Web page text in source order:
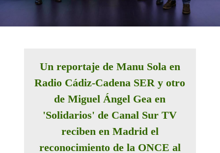
Un reportaje de Manu Sola en
Radio Cádiz-Cadena SER y otro
de Miguel Ángel Gea en
'Solidarios' de Canal Sur TV
reciben en Madrid el
reconocimiento de la ONCE al